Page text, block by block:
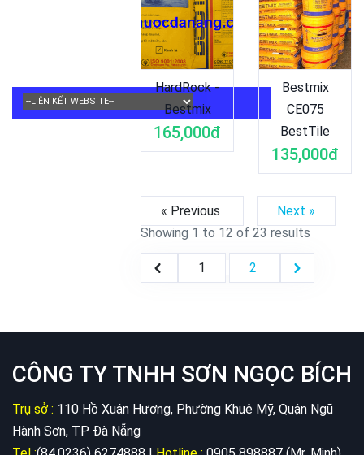
HardRock -
Bestmix
165,000đ
Bestmix
CE075
BestTile
135,000đ
« Previous
Next »
Showing 1 to 12 of23 results
1 2
CÔNG TY TNHH SƠN NGỌC BÍCH
Trụ sở : 110 Hồ Xuân Hương, Phường Khuê Mỹ, Quận Ngũ
Hành Sơn, TP Đà Nẵng